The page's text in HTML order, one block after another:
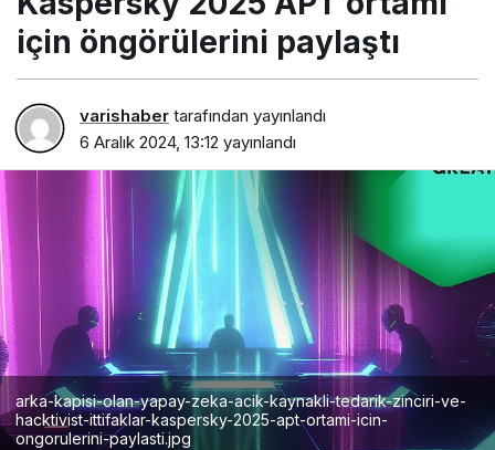
için öngörülerini paylaştı
varishaber tarafından yayınlandı
6 Aralık 2024, 13:12 yayınlandı
arka-kapisi-olan-yapay-zeka-acik-kaynakli-tedarik-zinciri-ve-
hacktivist-ittifaklar-kaspersky-2025-apt-ortami-icin-
ongorulerini-paylasti.jpg